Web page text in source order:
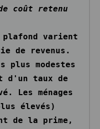
coût retenu
plafond varient
de revenus.
plus modestes
d'un taux de
Les ménages
élevés)
de la prime,